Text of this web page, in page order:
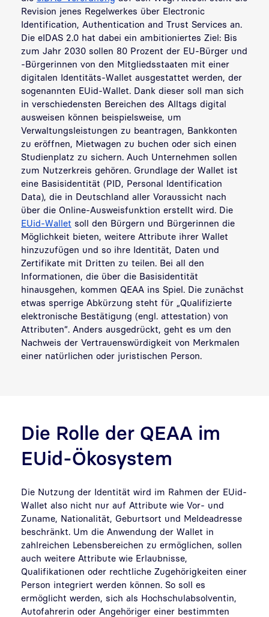
Revision jenes Regelwerkes über Electronic
Identification, Authentication and Trust Services an.
Die eIDAS 2.0 hat dabei ein ambitioniertes Ziel: Bis
zum Jahr 2030 sollen 80 Prozent der EU-Bürger und
-Bürgerinnen von den Mitgliedsstaaten mit einer
digitalen Identitäts-Wallet ausgestattet werden, der
sogenannten EUid-Wallet. Dank dieser soll man sich
in verschiedensten Bereichen des Alltags digital
ausweisen können beispielsweise, um
Verwaltungsleistungen zu beantragen, Bankkonten
zu eröffnen, Mietwagen zu buchen oder sich einen
Studienplatz zu sichern. Auch Unternehmen sollen
zum Nutzerkreis gehören. Grundlage der Wallet ist
eine Basisidentität (PID, Personal Identification
Data), die in Deutschland aller Voraussicht nach
über die Online-Ausweisfunktion erstellt wird. Die
EUid-Wallet soll den Bürgern und Bürgerinnen die
Möglichkeit bieten, weitere Attribute ihrer Wallet
hinzuzufügen und so ihre Identität, Daten und
Zertifikate mit Dritten zu teilen. Bei all den
Informationen, die über die Basisidentität
hinausgehen, kommen QEAA ins Spiel. Die zunächst
etwas sperrige Abkürzung steht für „Qualifizierte
elektronische Bestätigung (engl. attestation) von
Attributen“. Anders ausgedrückt, geht es um den
Nachweis der Vertrauenswürdigkeit von Merkmalen
einer natürlichen oder juristischen Person.
Die Rolle der QEAA im
EUid-Ökosystem
Die Nutzung der Identität wird im Rahmen der EUid-
Wallet also nicht nur auf Attribute wie Vor- und
Zuname, Nationalität, Geburtsort und Meldeadresse
beschränkt. Um die Anwendung der Wallet in
zahlreichen Lebensbereichen zu ermöglichen, sollen
auch weitere Attribute wie Erlaubnisse,
Qualifikationen oder rechtliche Zugehörigkeiten einer
Person integriert werden können. So soll es
ermöglicht werden, sich als Hochschulabsolventin,
Autofahrerin oder Angehöriger einer bestimmten